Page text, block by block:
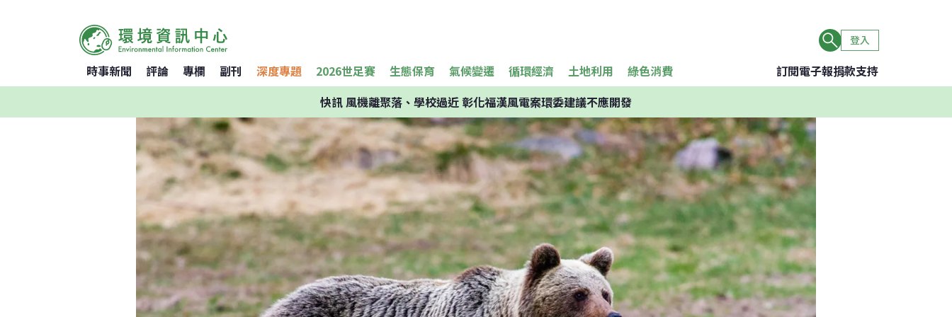
登入
時事新聞 評論 專欄 副刊 深度專題 2026世足賽 生態保育 氣候變遷 循環經濟 土地利用 綠色消費 訂閱電子報捐款支持
快訊風機離聚落、學校過近 彰化福漢風電案環委建議不應開發